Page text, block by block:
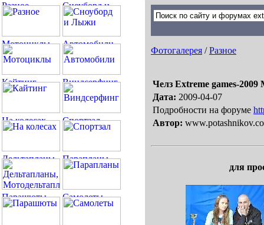
Фотогалерея /Разное
Челз Extreme games-
Дата: 2009-04-07
Подробности на форуме
Автор:
для